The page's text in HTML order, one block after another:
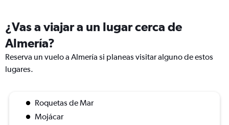
¿Vas a viajar a un lugar cerca de
Almería?
Reserva un vuelo a Almería si planeas visitar alguno de estos
lugares.
Roquetas de Mar
Mojácar